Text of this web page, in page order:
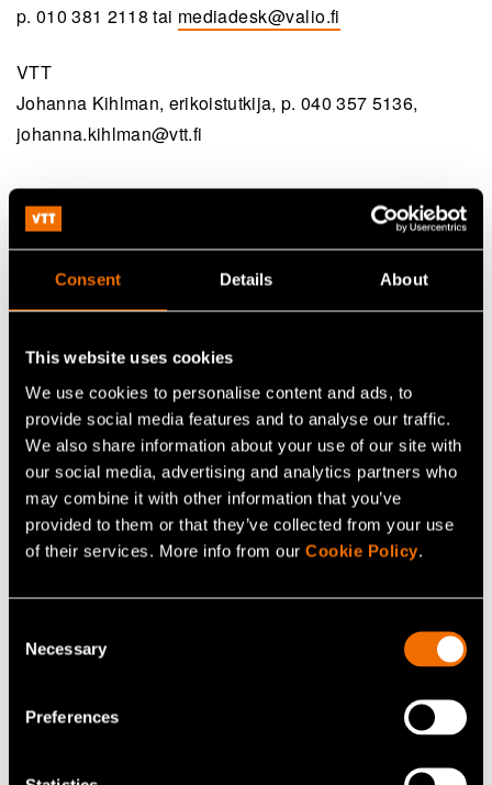
Consent Details About
This website uses cookies
We use cookies to personalise content and ads, to
provide social media features and to analyse our traffic.
We also share information about your use of our site with
our social media, advertising and analytics partners who
may combine it with other information that you’ve
provided to them or that they’ve collected from your use
of their services. More info from our Cookie Policy.
Selection
Necessary
Preferences
p. 010 381 2118 tai mediadesk@valio.fi
VTT
Johanna Kihlman, erikoistutkija, p. 040 357 5136,
johanna.kihlman@vtt.fi
Puhtaan ilman ratkaisut
White paper: Kestävää kasvua solumaatalouden
arvoketjuista: Toimenpidesuunnitelma Suomelle
Asiakastarina: Case: Patrol Trading – Kestävistä
raaka-aineista seuraavan sukupolven
korkealuokkaisia suksivoiteita
Jaa